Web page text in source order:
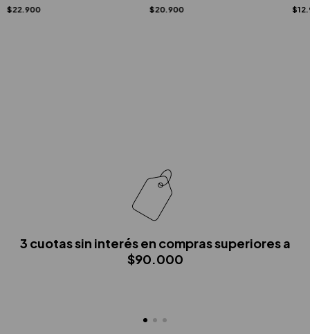
$22.900 $20.900
3 cuotas sin interés en compras superiores a
$90.000